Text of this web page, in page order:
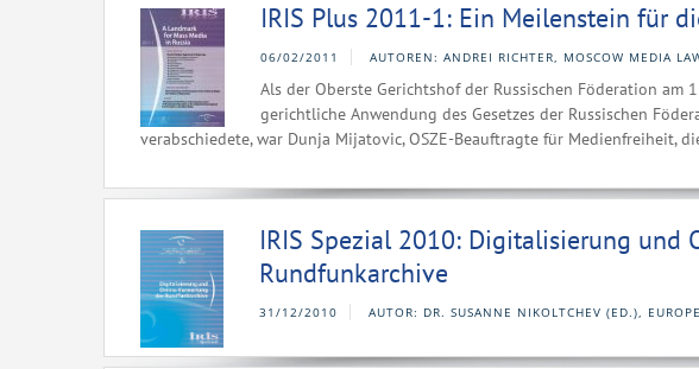
IRIS Plus 2011-1: Ein Meilenstein für
06/02/2011 AUTOREN: ANDREI RICHTER, MOSCOW MEDIA
Als der Oberste Gerichtshof der Russischen Föderation am
gerichtliche Anwendung des Gesetzes der Russischen
verabschiedete, war Dunja Mijatovic, OSZE-Beauftragte für Medienfreiheit,
IRIS Spezial 2010: Digitalisierung und
Rundfunkarchive
31/12/2010 AUTOR: DR. SUSANNE NIKOLTCHEV (ED.),